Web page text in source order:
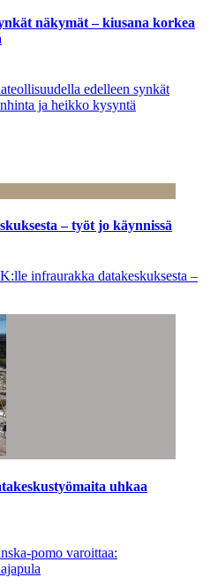
näkymät – kiusana korkea
edelleen synkät
ja heikko kysyntä
– työt jo käynnissä
infraurakka datakeskuksesta –
uhkaa
pomo varoittaa: